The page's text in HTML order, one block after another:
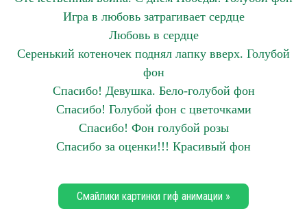
Игра в любовь затрагивает сердце
Любовь в сердце
Серенький котеночек поднял лапку вверх. Голубой
фон
Спасибо! Девушка. Бело-голубой фон
Спасибо! Голубой фон с цветочками
Спасибо! Фон голубой розы
Спасибо за оценки!!! Красивый фон
Смайлики картинки гиф анимации »